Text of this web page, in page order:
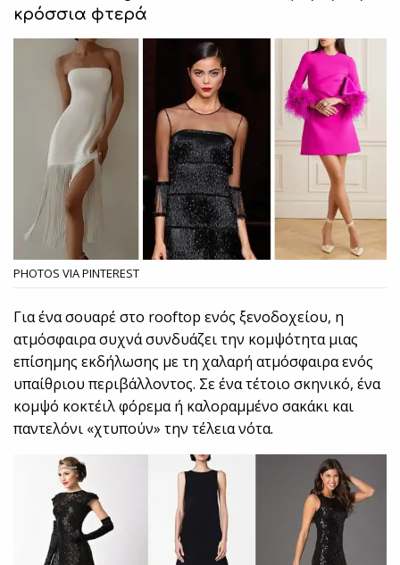
κρόσσια φτερά
PHOTOS VIA PINTEREST
Για ένα σουαρέ στο rooftop ενός ξενοδοχείου, η
ατμόσφαιρα συχνά συνδυάζει την κομψότητα μιας
επίσημης εκδήλωσης με τη χαλαρή ατμόσφαιρα ενός
υπαίθριου περιβάλλοντος. Σε ένα τέτοιο σκηνικό, ένα
κομψό κοκτέιλ φόρεμα ή καλοραμμένο σακάκι και
παντελόνι «χτυπούν» την τέλεια νότα.